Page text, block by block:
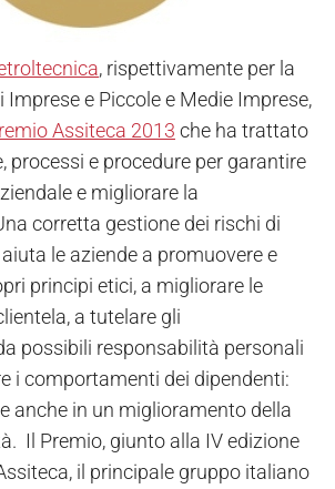
, rispettivamente per la
e Piccole e Medie Imprese,
Assiteca 2013 che ha trattato
processi e procedure per garantire
e migliorare la
corretta gestione dei rischi di
le aziende a promuovere e
principi etici, a migliorare le
a tutelare gli
possibili responsabilità personali
i comportamenti dei dipendenti:
anche in un miglioramento della
Il Premio, giunto alla IV edizione
il principale gruppo italiano